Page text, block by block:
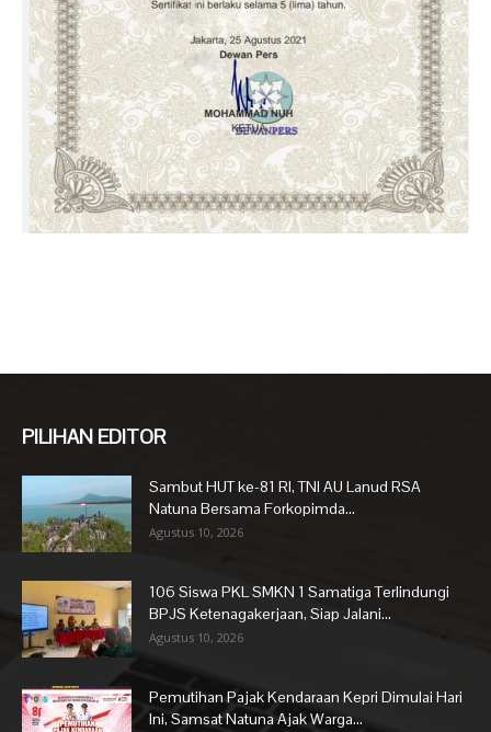
PILIHAN EDITOR
Sambut HUT ke-81 RI, TNI AU Lanud RSA
Natuna Bersama Forkopimda...
Agustus 10, 2026
106 Siswa PKL SMKN 1 Samatiga Terlindungi
BPJS Ketenagakerjaan, Siap Jalani...
Agustus 10, 2026
Pemutihan Pajak Kendaraan Kepri Dimulai Hari
Ini, Samsat Natuna Ajak Warga...